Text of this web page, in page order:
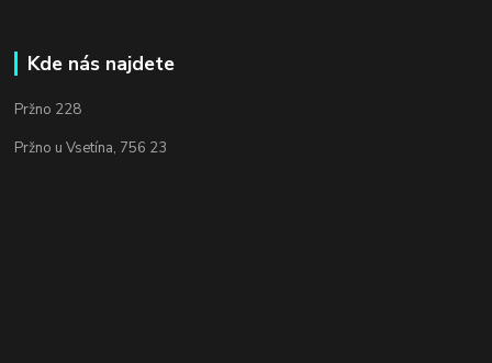
Kde nás najdete
Pržno 228
Pržno u Vsetína, 756 23